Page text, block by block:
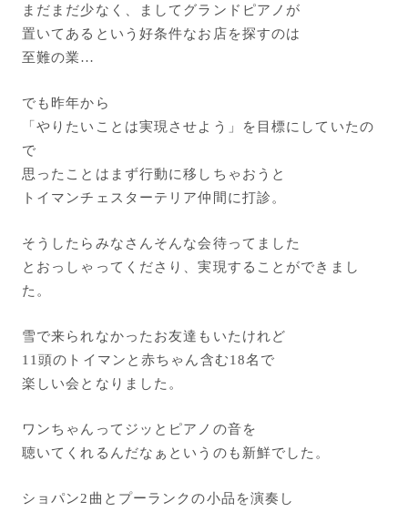
まだまだ少なく、ましてグランドピアノが
置いてあるという好条件なお店を探すのは
至難の業…
でも昨年から
「やりたいことは実現させよう」を目標にしていたの
で
思ったことはまず行動に移しちゃおうと
トイマンチェスターテリア仲間に打診。
そうしたらみなさんそんな会待ってました
とおっしゃってくださり、実現することができまし
た。
雪で来られなかったお友達もいたけれど
11頭のトイマンと赤ちゃん含む18名で
楽しい会となりました。
ワンちゃんってジッとピアノの音を
聴いてくれるんだなぁというのも新鮮でした。
ショパン2曲とプーランクの小品を演奏し